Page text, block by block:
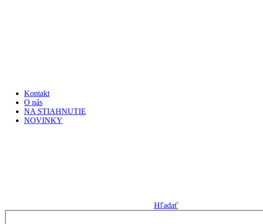
Kontakt
O nás
NA STIAHNUTIE
NOVINKY
Hľadať